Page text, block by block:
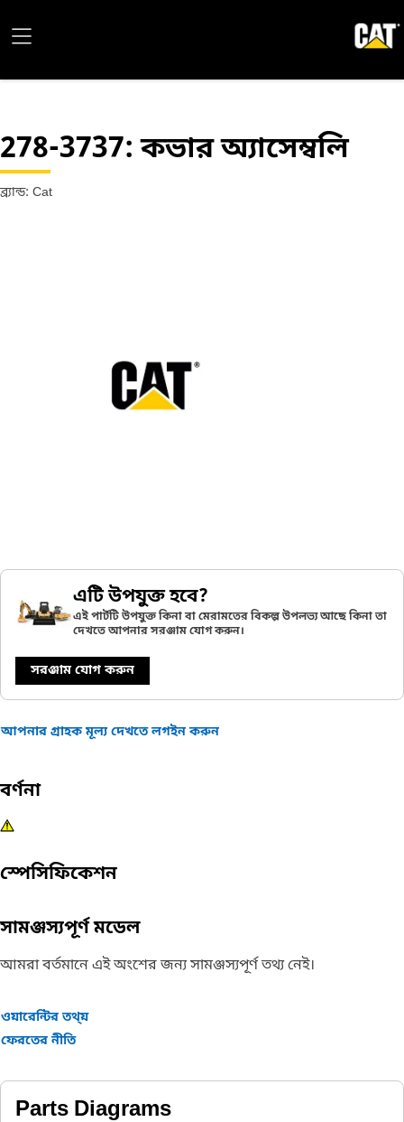
278-3737: কভার অ্যাসেম্বলি
ব্র্যান্ড: Cat
এটি উপযুক্ত হবে?
এই পার্টটি উপযুক্ত কিনা বা মেরামতের বিকল্প উপলভ্য আছে কিনা তা
দেখতে আপনার সরঞ্জাম যোগ করুন।
সরঞ্জাম যোগ করুন
আপনার গ্রাহক মূল্য দেখতে লগইন করুন
বর্ণনা
স্পেসিফিকেশন
সামঞ্জস্যপূর্ণ মডেল
আমরা বর্তমানে এই অংশের জন্য সামঞ্জস্যপূর্ণ তথ্য নেই।
ওয়ারেন্টির তথ্য়
ফেরতের নীতি
Parts Diagrams